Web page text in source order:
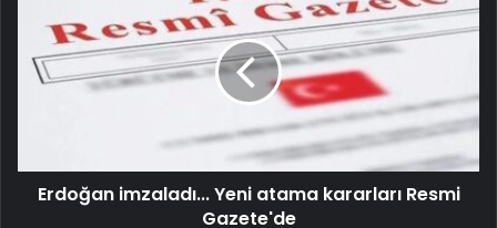
Erdoğan imzaladı... Yeni atama kararları Resmi
Gazete'de